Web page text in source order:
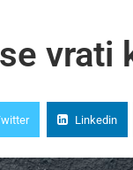
vrati
Linkedin